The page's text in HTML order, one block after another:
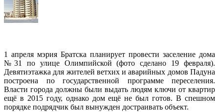
1 апреля мэрия Братска планирует провести заселение дома
№31 по улице Олимпийской (фото сделано 19 февраля).
Девятиэтажка для жителей ветхих и аварийных домов Падуна
построена по государственной программе переселения.
Власти города должны были выдать людям ключи от квартир
ещё в 2015 году, однако дом ещё не был готов. В спешном
порядке подрядчик был вынужден достраивать объект.